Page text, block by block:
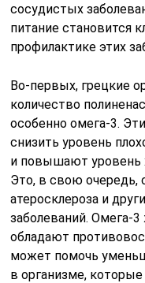
сосудистых
питание становится
профилактике этих
Во-первых, грецкие
количество
особенно омега-3.
снизить уровень
и повышают уровень
Это, в свою очередь,
атеросклероза и
заболеваний. Омега-
обладают
может помочь
в организме,